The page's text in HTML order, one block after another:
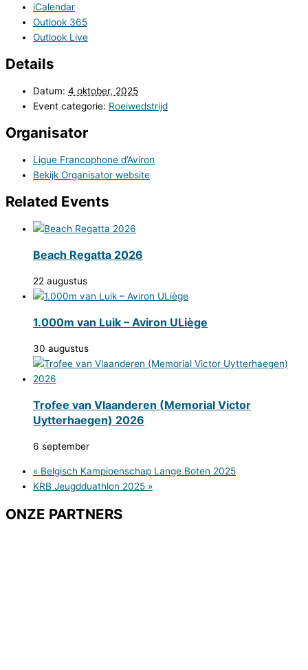
iCalendar
Outlook 365
Outlook Live
Details
Datum: 4 oktober, 2025
Event categorie: Roeiwedstrijd
Organisator
Ligue Francophone d’Aviron
Bekijk Organisator website
Related Events
Beach Regatta 2026
22 augustus
1.000m van Luik – Aviron ULiège
30 augustus
Trofee van Vlaanderen (Memorial Victor
Uytterhaegen) 2026
6 september
« Belgisch Kampioenschap Lange Boten 2025
KRB Jeugdduathlon 2025 »
ONZE PARTNERS